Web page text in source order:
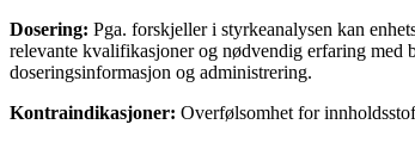
Dosering: Pga. forskjeller i styrkeanalysen kan
relevante kvalifikasjoner og nødvendig erfaring med
doseringsinformasjon og administrering.
Kontraindikasjoner: Overfølsomhet for